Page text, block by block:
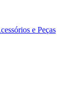
e Peças